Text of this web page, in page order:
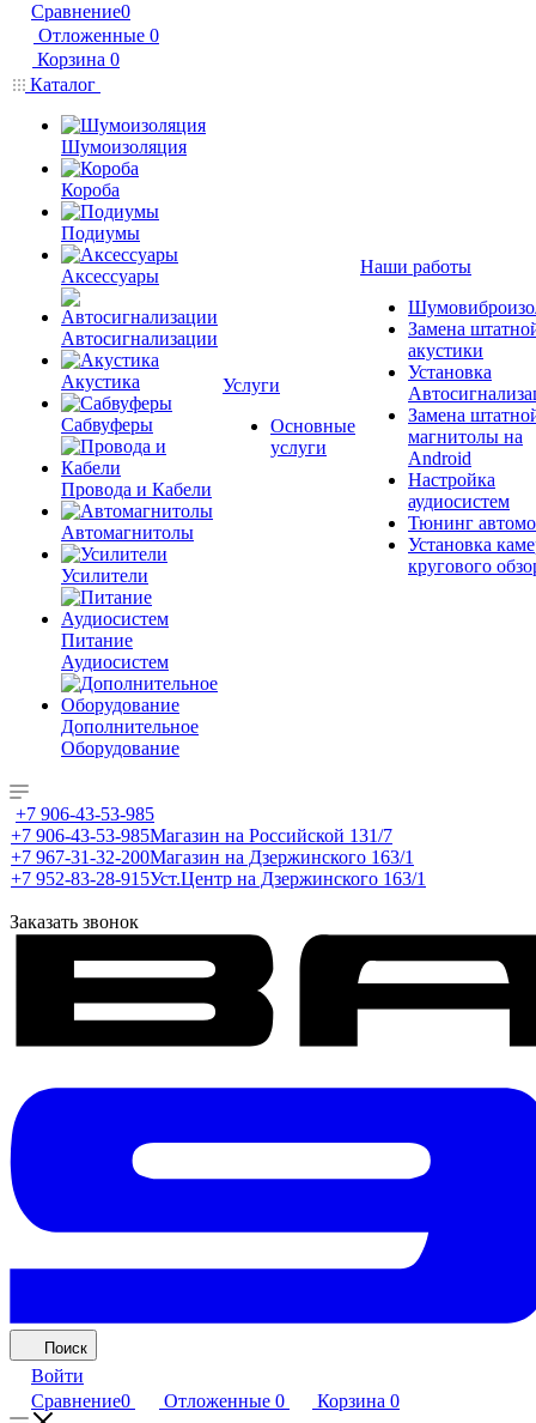
Сравнение0
Отложенные 0
Корзина 0
Каталог
Шумоизоляция
Короба
Подиумы
Аксессуары
Автосигнализации
Акустика
Сабвуферы
Провода и Кабели
Автомагнитолы
Усилители
Питание
Аудиосистем
Дополнительное
Оборудование
Услуги
Основные
услуги
Наши работы
Замена
акустики
Установка
Замена
магнитолы на
Android
Настройка
аудиосистем
Тюнинг
Установка
кругового
+7 906-43-53-985
+7 906-43-53-985Магазин на Российской 131/7
+7 967-31-32-200Магазин на Дзержинского 163/1
+7 952-83-28-915Уст.Центр на Дзержинского 163/1
Заказать звонок
Поиск
Войти
Сравнение0 Отложенные 0 Корзина 0